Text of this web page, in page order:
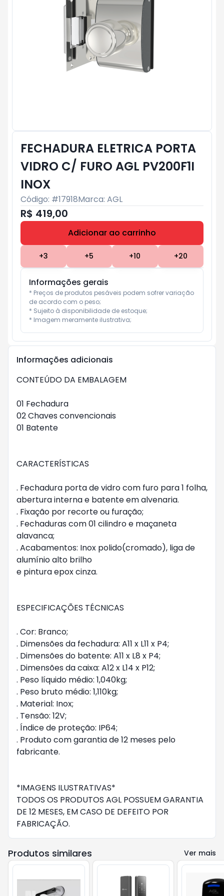
FECHADURA ELETRICA PORTA
VIDRO C/ FURO AGL PV200F1I
INOX
Código: #17918Marca: AGL
R$ 419,00
Adicionar ao carrinho
+3 +5 +10 +20
Informações gerais
* Preços de produtos pesáveis podem sofrer variação
de acordo com o peso;
* Sujeito à disponibilidade de estoque;
* Imagem meramente ilustrativa;
Informações adicionais
CONTEÚDO DA EMBALAGEM
01 Fechadura
02 Chaves convencionais
01 Batente
CARACTERÍSTICAS
. Fechadura porta de vidro com furo para 1 folha,
abertura interna e batente em alvenaria.
. Fixação por recorte ou furação;
. Fechaduras com 01 cilindro e maçaneta
alavanca;
. Acabamentos: Inox polido(cromado), liga de
alumínio alto brilho
e pintura epox cinza.
ESPECIFICAÇÕES TÉCNICAS
. Cor: Branco;
. Dimensões da fechadura: A11 x L11 x P4;
. Dimensões do batente: A11 x L8 x P4;
. Dimensões da caixa: A12 x L14 x P12;
. Peso líquido médio: 1,040kg;
. Peso bruto médio: 1,110kg;
. Material: Inox;
. Tensão: 12V;
. Índice de proteção: IP64;
. Produto com garantia de 12 meses pelo
fabricante.
*IMAGENS ILUSTRATIVAS*
TODOS OS PRODUTOS AGL POSSUEM GARANTIA
DE 12 MESES, EM CASO DE DEFEITO POR
FABRICAÇÃO.
Produtos similares Ver mais